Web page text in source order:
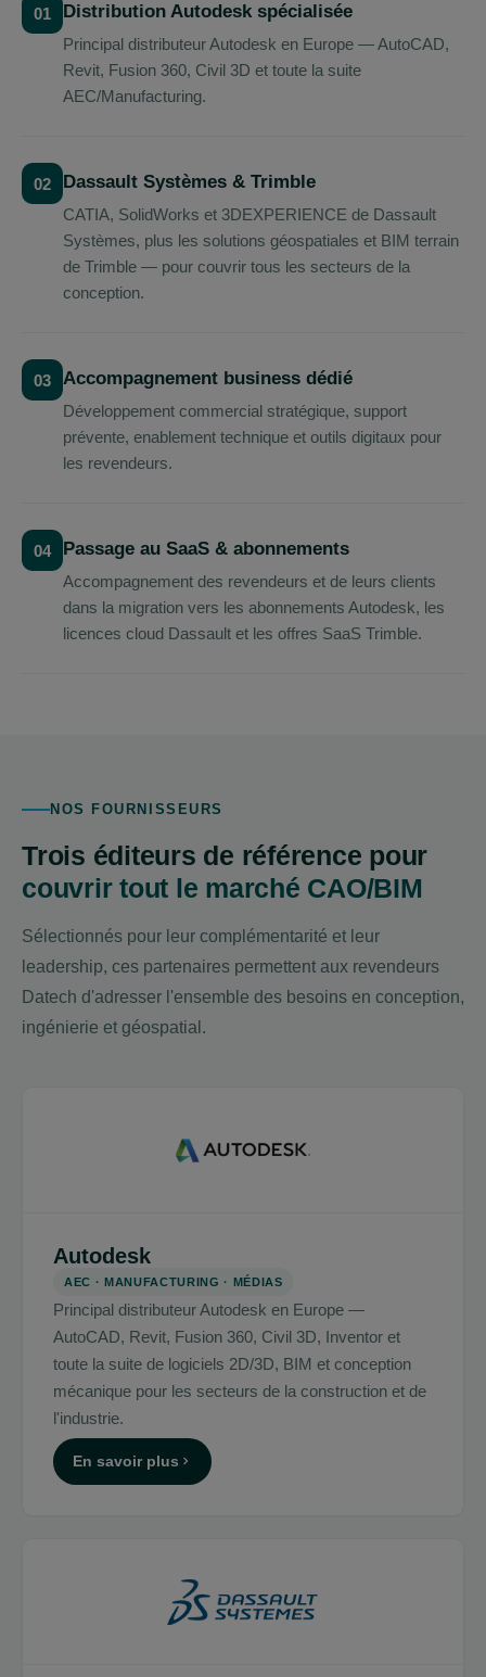
01 Distribution Autodesk spécialisée
Principal distributeur Autodesk en Europe — AutoCAD,
Revit, Fusion 360, Civil 3D et toute la suite
AEC/Manufacturing.
02 Dassault Systèmes & Trimble
CATIA, SolidWorks et 3DEXPERIENCE de Dassault
Systèmes, plus les solutions géospatiales et BIM terrain
de Trimble — pour couvrir tous les secteurs de la
conception.
03 Accompagnement business dédié
Développement commercial stratégique, support
prévente, enablement technique et outils digitaux pour
les revendeurs.
04 Passage au SaaS & abonnements
Accompagnement des revendeurs et de leurs clients
dans la migration vers les abonnements Autodesk, les
licences cloud Dassault et les offres SaaS Trimble.
NOS FOURNISSEURS
Trois éditeurs de référence pour
couvrir tout le marché CAO/BIM
Sélectionnés pour leur complémentarité et leur
leadership, ces partenaires permettent aux revendeurs
Datech d'adresser l'ensemble des besoins en conception,
ingénierie et géospatial.
Autodesk
AEC · MANUFACTURING · MÉDIAS
Principal distributeur Autodesk en Europe —
AutoCAD, Revit, Fusion 360, Civil 3D, Inventor et
toute la suite de logiciels 2D/3D, BIM et conception
mécanique pour les secteurs de la construction et de
l'industrie.
En savoir plus